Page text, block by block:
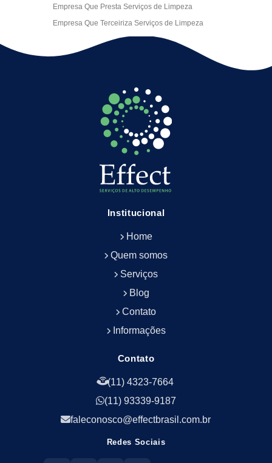
Empresa Que Presta Serviços de Limpeza
Empresa Que Terceiriza Serviços de Limpeza
Empresa Terceirizada de Portaria
Empresa de Facilities
Empresa de Limpeza Empresarial
Empresa de Limpeza Predial
Empresa de Limpeza Predial Terceirizada
Empresa de Limpeza de Escritório
Empresa de Limpeza de Fachada
Empresa de Limpeza de Fachadas
Empresa de Limpeza e Conservação Predial
Empresa de Portaria e Controlador de Acesso
Empresa de Portaria e Limpeza
Empresa de Serviços Terceirizados
Empresa de Terceirização de Portaria
Empresa de Terceirização de Serviços de
Empresa de Terceirização de Serviços de
Empresa de Zeladoria e Portaria
Empresas Terceirizadas Recepção
Empresas de Jardinagem para Condomínios
Institucional
Home
Quem somos
Serviços
Blog
Contato
Informações
Contato
(11) 4323-7664
(11) 93339-9187
faleconosco@effectbrasil.com.br
Redes Sociais